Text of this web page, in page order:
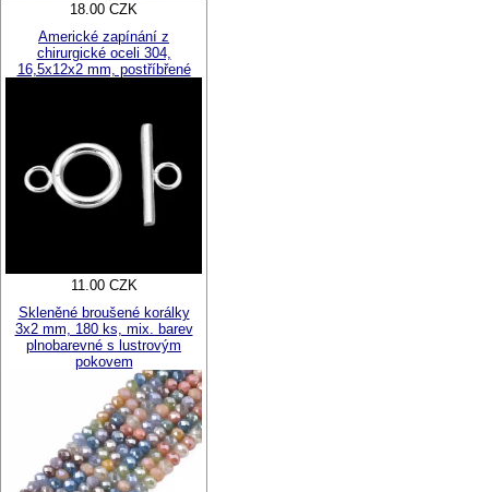
18.00 CZK
Americké zapínání z
chirurgické oceli 304,
16,5x12x2 mm, postříbřené
11.00 CZK
Skleněné broušené korálky
3x2 mm, 180 ks, mix. barev
plnobarevné s lustrovým
pokovem